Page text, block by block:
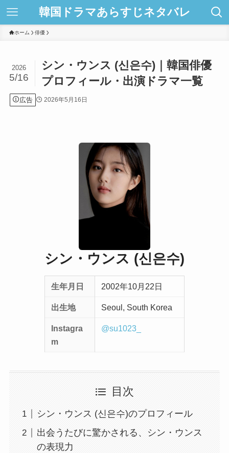
韓国ドラマあらすじネタバレ
ホーム 俳優
シン・ウンス (신은수)｜韓国俳優
プロフィール・出演ドラマ一覧
2026
5/16
広告 2026年5月16日
シン・ウンス (신은수)
生年月日 2002年10月22日
出生地 Seoul, South Korea
Instagra
m
@su1023_
目次
シン・ウンス (신은수)のプロフィール
出会うたびに驚かされる、シン・ウンス
の表現力